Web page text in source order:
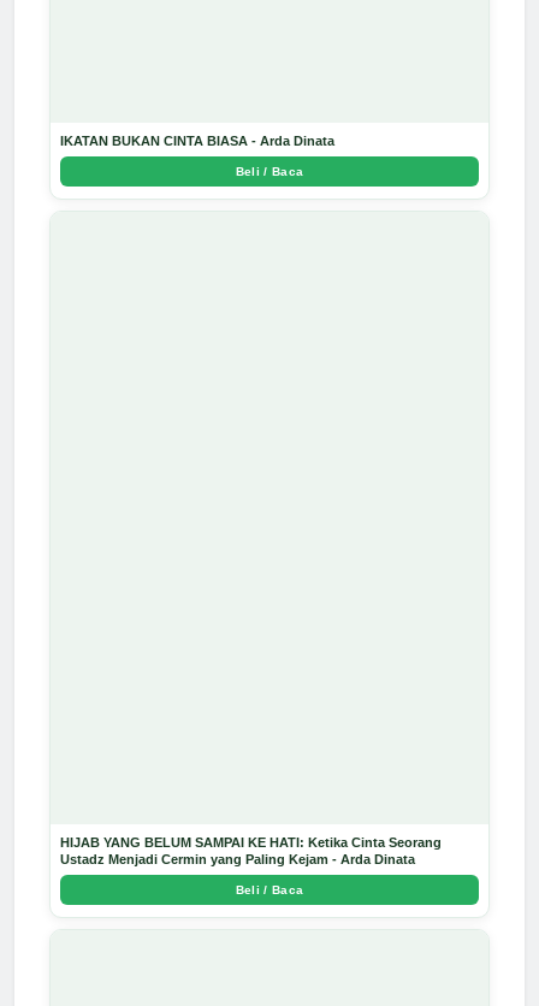
IKATAN BUKAN CINTA BIASA - Arda Dinata
Beli / Baca
HIJAB YANG BELUM SAMPAI KE HATI: Ketika Cinta Seorang
Ustadz Menjadi Cermin yang Paling Kejam - Arda Dinata
Beli / Baca